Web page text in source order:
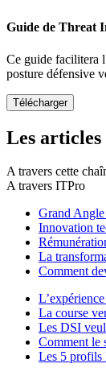
Guide de Threat
Ce guide facilitera
posture défensive
Les articles
A travers cette
A travers ITPro
Grand
Innovation
La
Comment
La course
Les DSI
Comment le
Les 5 profils